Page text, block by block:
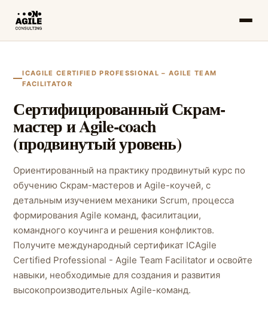
ICAGILE CERTIFIED PROFESSIONAL – AGILE TEAM
FACILITATOR
Сертифицированный Скрам-
мастер и Agile-coach
(продвинутый уровень)
Ориентированный на практику продвинутый курс по
обучению Скрам-мастеров и Agile-коучей, с
детальным изучением механики Scrum, процесса
формирования Agile команд, фасилитации,
командного коучинга и решения конфликтов.
Получите международный сертификат ICAgile
Certified Professional - Agile Team Facilitator и освойте
навыки, необходимые для создания и развития
высокопроизводительных Agile-команд.